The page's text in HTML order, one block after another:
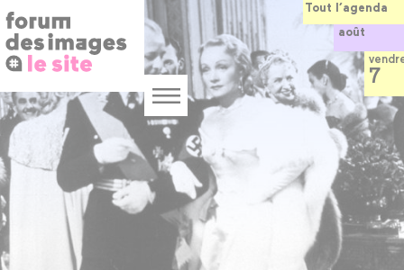
Panneau de gestion des cookies
au
contenu
principal
Menu
Tout l’agenda
août
7